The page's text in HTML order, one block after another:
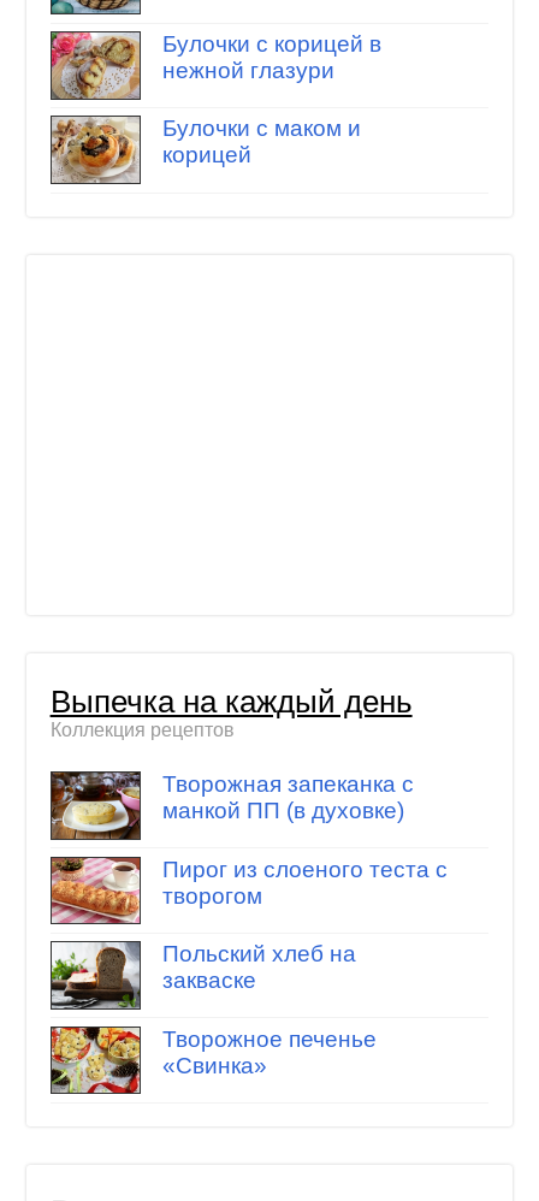
Булочки с корицей в
нежной глазури
Булочки с маком и
корицей
Выпечка на каждый день
Коллекция рецептов
Творожная запеканка с
манкой ПП (в духовке)
Пирог из слоеного теста с
творогом
Польский хлеб на
закваске
Творожное печенье
«Свинка»